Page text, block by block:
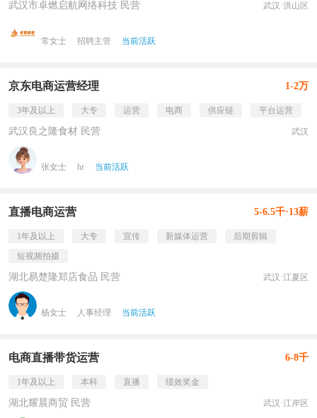
武汉市卓燃启航网络科技 民营 武汉·洪山区
常女士 招聘主管 当前活跃
京东电商运营经理 1-2万
3年及以上 大专 运营 电商 供应链 平台运营
武汉良之隆食材 民营 武汉
张女士 hr 当前活跃
直播电商运营 5-6.5千·13薪
1年及以上 大专 宣传 新媒体运营
后期剪辑
短视频拍摄
湖北易楚隆郑店食品 民营 武汉·江夏区
杨女士 人事经理 当前活跃
电商直播带货运营 6-8千
1年及以上 本科 直播 绩效奖金
湖北耀晨商贸 民营 武汉·江岸区